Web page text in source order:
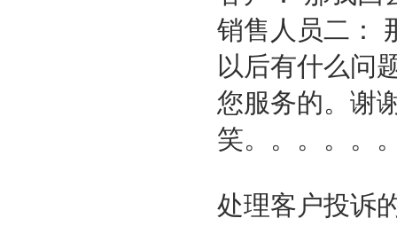
销售人员二：
以后有什么问
您服务的。谢
笑。。。。。
处理客户投诉